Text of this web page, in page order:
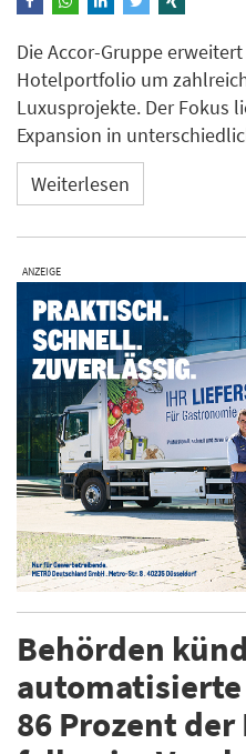
Die Accor-Gruppe
Hotelportfolio um
Luxusprojekte. Der Fokus
Expansion in
Weiterlesen
ANZEIGE
Behörden
86 Prozent